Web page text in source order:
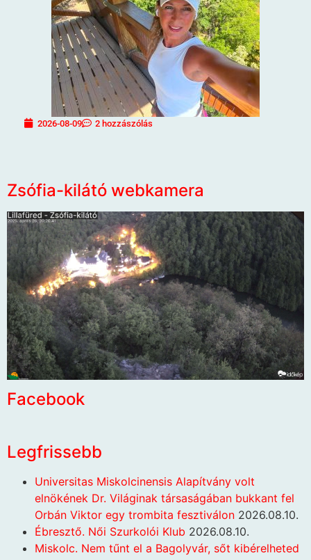
2026-08-09 2 hozzászólás
Zsófia-kilátó webkamera
Facebook
Legfrissebb
Universitas Miskolcinensis Alapítvány volt
elnökének Dr. Világinak társaságában bukkant fel
Orbán Viktor egy trombita fesztiválon 2026.08.10.
Ébresztő. Női Szurkolói Klub 2026.08.10.
Miskolc. Nem tűnt el a Bagolyvár, sőt kibérelheted